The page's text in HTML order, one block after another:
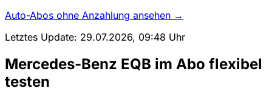
Auto-Abos ohne Anzahlung ansehen →
Letztes Update: 29.07.2026, 09:48 Uhr
Mercedes-Benz EQB im Abo flexibel
testen